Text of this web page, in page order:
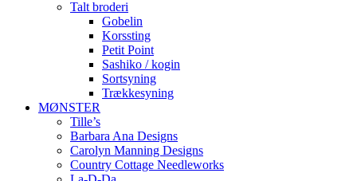
Talt broderi
Gobelin
Korssting
Petit Point
Sashiko / kogin
Sortsyning
Trækkesyning
MØNSTER
Tille’s
Barbara Ana Designs
Carolyn Manning Designs
Country Cottage Needleworks